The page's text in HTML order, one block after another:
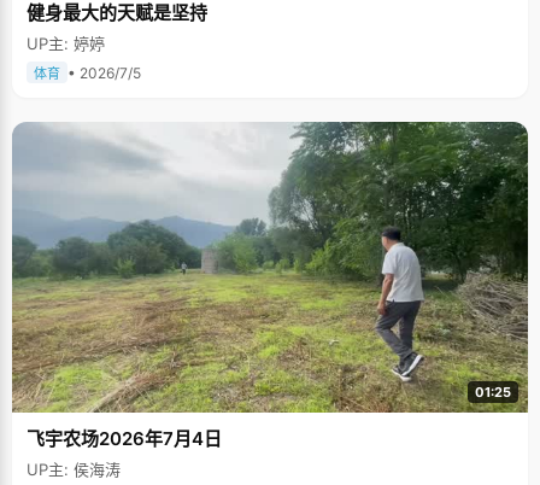
健身最大的天赋是坚持
UP主: 婷婷
体育 • 2026/7/5
01:25
飞宇农场2026年7月4日
UP主: 侯海涛